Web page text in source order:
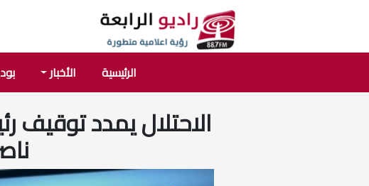
الرئيسية الأخبار
الاحتلال يمدد توقيف